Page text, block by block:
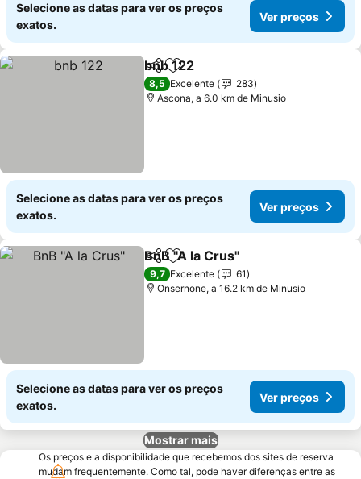
Selecione as datas para ver os preços
exatos.
Ver preços
PartilharAdicionar aos favoritos
bnb 122
8,5 Excelente
283
Ascona, a 6.0 km de Minusio
Selecione as datas para ver os preços
exatos.
Ver preços
PartilharAdicionar aos favoritos
BnB "A la Crus"
9,7 Excelente
61
Onsernone, a 16.2 km de Minusio
Selecione as datas para ver os preços
exatos.
Ver preços
Mostrar mais
Os preços e a disponibilidade que recebemos dos sites de reserva
mudam frequentemente. Como tal, pode haver diferenças entre as